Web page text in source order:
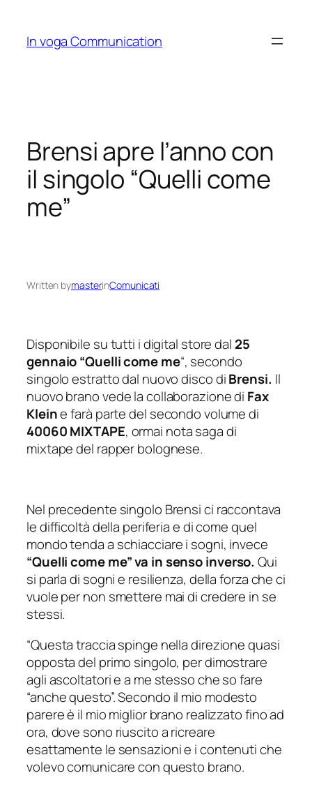
content
In voga Communication
Brensi apre l’anno con
il singolo “Quelli come
me”
Written bymasterinComunicati
Disponibile su tutti i digital store dal 25
gennaio “Quelli come me“, secondo
singolo estratto dal nuovo disco diBrensi. Il
nuovo brano vede la collaborazione di Fax
Kleine farà parte del secondo volume di
40060 MIXTAPE, ormai nota saga di
mixtape del rapper bolognese.
Nel precedente singolo Brensi ci raccontava
le difficoltà della periferia e di come quel
mondo tenda a schiacciare i sogni, invece
“Quelli come me” va in senso inverso. Qui
si parla di sogni e resilienza, della forza che ci
vuole per non smettere mai di credere in se
stessi.
“Questa traccia spinge nella direzione quasi
opposta del primo singolo, per dimostrare
agli ascoltatori e a me stesso che so fare
“anche questo”. Secondo il mio modesto
parere è il mio miglior brano realizzato fino ad
ora, dove sono riuscito a ricreare
esattamente le sensazioni e i contenuti che
volevo comunicare con questo brano.